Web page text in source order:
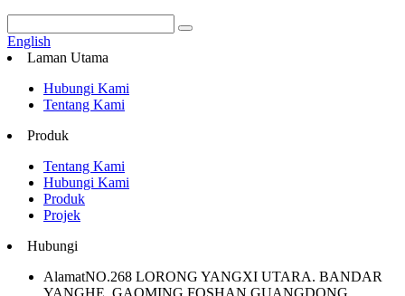
English
Laman Utama
Hubungi Kami
Tentang Kami
Produk
Tentang Kami
Hubungi Kami
Produk
Projek
Hubungi
AlamatNO.268 LORONG YANGXI UTARA. BANDAR
YANGHE. GAOMING FOSHAN GUANGDONG